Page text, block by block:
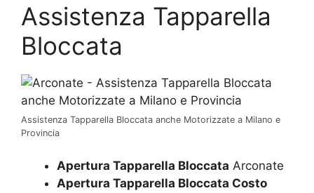
Assistenza Tapparella
Bloccata
Assistenza Tapparella Bloccata anche Motorizzate a Milano e
Provincia
Apertura Tapparella Bloccata Arconate
Apertura Tapparella Bloccata Costo